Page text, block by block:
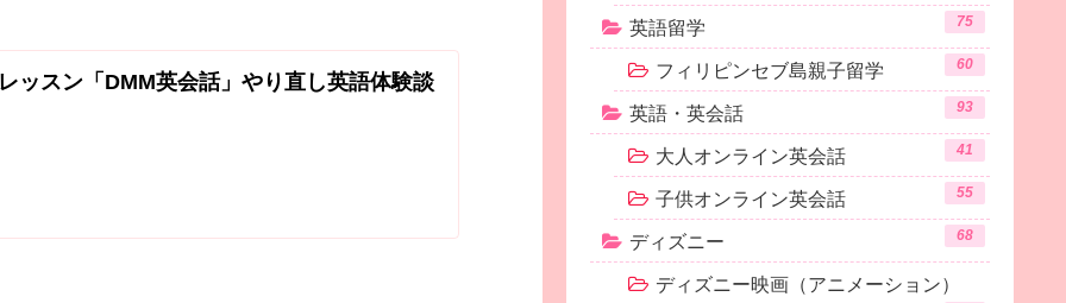
ッスン「DMM英会話」やり直し英語体験談
英語留学 75
フィリピンセブ島親子留学 60
英語・英会話 93
大人オンライン英会話 41
子供オンライン英会話 55
ディズニー 68
ディズニー映画（アニメーション）